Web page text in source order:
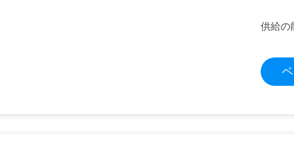
供給の